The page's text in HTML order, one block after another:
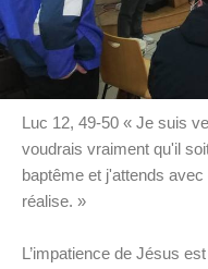
Luc 12, 49-50 « Je suis
voudrais vraiment qu'il
baptême et j'attends
réalise. »
L’impatience de Jésus